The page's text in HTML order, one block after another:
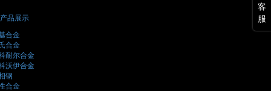
产品展示
合金
合金
耐尔合金
沃伊合金
钢
合金
客
服